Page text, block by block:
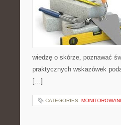
wiedzę o skórze, poznawać
praktycznych wskazówek
[…]
CATEGORIES: